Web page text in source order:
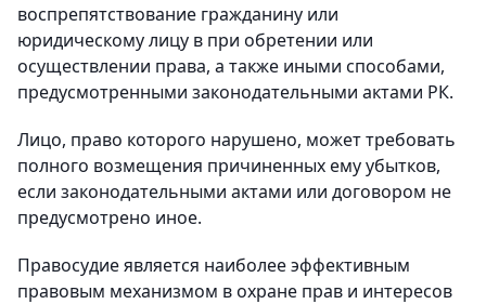
воспрепятствование гражданину или
юридическому лицу в при обретении или
осуществлении права, а также иными способами,
предусмотренными законодательными актами РК.
Лицо, право которого нарушено, может требовать
полного возмещения причиненных ему убытков,
если законодательными актами или договором не
предусмотрено иное.
Правосудие является наиболее эффективным
правовым механизмом в охране прав и интересов